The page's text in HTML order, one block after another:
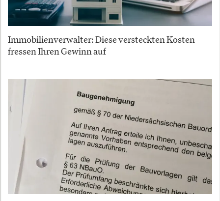
Immobilienverwalter: Diese versteckten Kosten
fressen Ihren Gewinn auf